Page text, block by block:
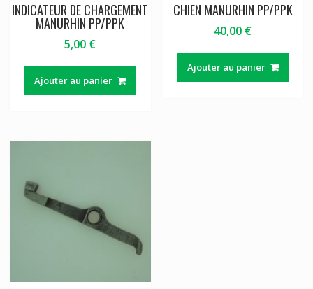
INDICATEUR DE CHARGEMENT
MANURHIN PP/PPK
5,00 €
Ajouter au panier
CHIEN MANURHIN PP/PPK
40,00 €
Ajouter au panier